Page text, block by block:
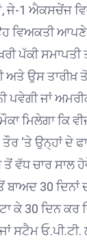
1 ਐਕਸਚੇਂਜ
ਵਿਅਕਤੀ
ਪੱਕੀ
ਅਤੇ ਉਸ
ਪਵੇਗੀ ਜਾਂ
ਮਿਲੇਗਾ ਕਿ
‘ਤੇ ਉਨ੍ਹਾਂ ਦੇ
ਵੱਧ ਚਾਰ ਸਾਲ
30 ਦਿਨਾਂ
ਕੇ 30 ਦਿਨ
ਜਾਂ ਸਟੈਮ